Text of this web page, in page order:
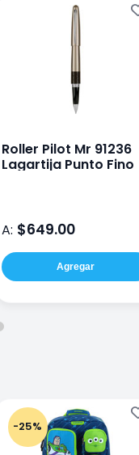
Roller Pilot Mr 91236
Lagartija Punto Fino
A: $649.00
Agregar
-25%